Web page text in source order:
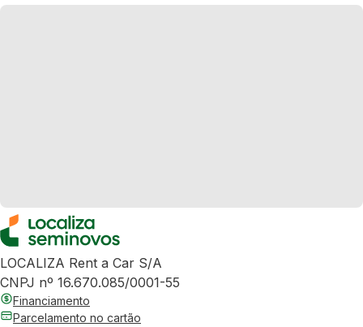
LOCALIZA Rent a Car S/A
CNPJ nº 16.670.085/0001-55
Financiamento
Parcelamento no cartão